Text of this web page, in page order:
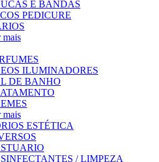
E BANDAS
PEDICURE
mais
ILUMINADORES
DE BANHO
mais
ESTÉTICA
/ LIMPEZA